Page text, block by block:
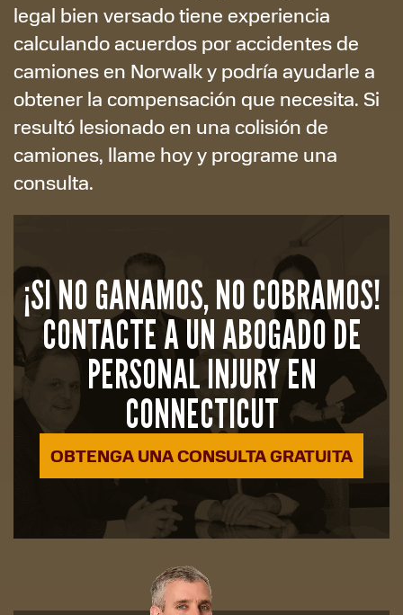
legal bien versado tiene experiencia
calculando acuerdos por accidentes de
camiones en Norwalk y podría ayudarle a
obtener la compensación que necesita. Si
resultó lesionado en una colisión de
camiones, llame hoy y programe una
consulta.
¡SI NO GANAMOS, NO COBRAMOS!
CONTACTE A UN ABOGADO DE
PERSONAL INJURY EN
CONNECTICUT
OBTENGA UNA CONSULTA GRATUITA